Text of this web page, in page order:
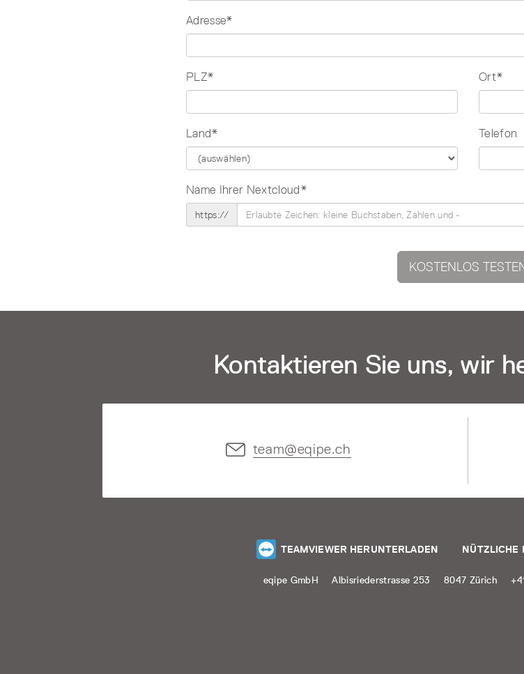
Adresse*
PLZ* Ort*
Land* Telefon
Name Ihrer Nextcloud*
https://
KOSTENLOS
Kontaktieren Sie uns, wir
team@eqipe.ch
TEAMVIEWER HERUNTERLADEN NÜTZLICHE
eqipe GmbH Albisriederstrasse 253 8047 Zürich